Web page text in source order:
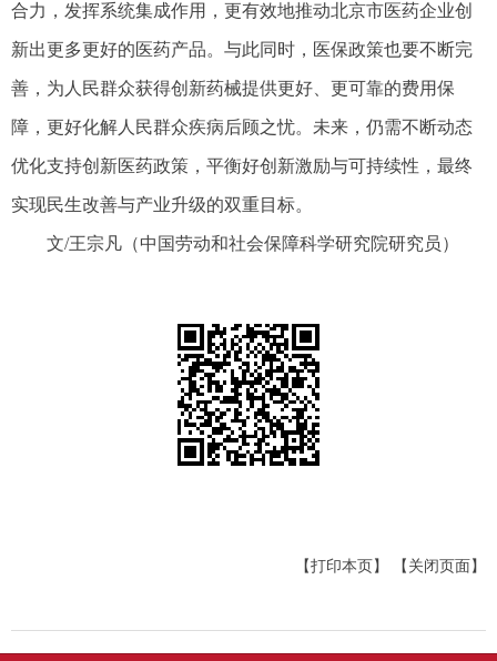
合力，发挥系统集成作用，更有效地推动北京市医药企业创
新出更多更好的医药产品。与此同时，医保政策也要不断完
善，为人民群众获得创新药械提供更好、更可靠的费用保
障，更好化解人民群众疾病后顾之忧。未来，仍需不断动态
优化支持创新医药政策，平衡好创新激励与可持续性，最终
实现民生改善与产业升级的双重目标。
文/王宗凡（中国劳动和社会保障科学研究院研究员）
【打印本页】 【关闭页面】